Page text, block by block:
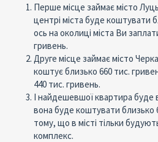
Перше місце займає місто
центрі міста буде коштувати
ось на околиці міста Ви
гривень.
Друге місце займає місто
коштує близько 660 тис.
440 тис. гривень.
І найдешевшої квартира буде
вона буде коштувати близько
тому, що в місті тільки
комплекс.